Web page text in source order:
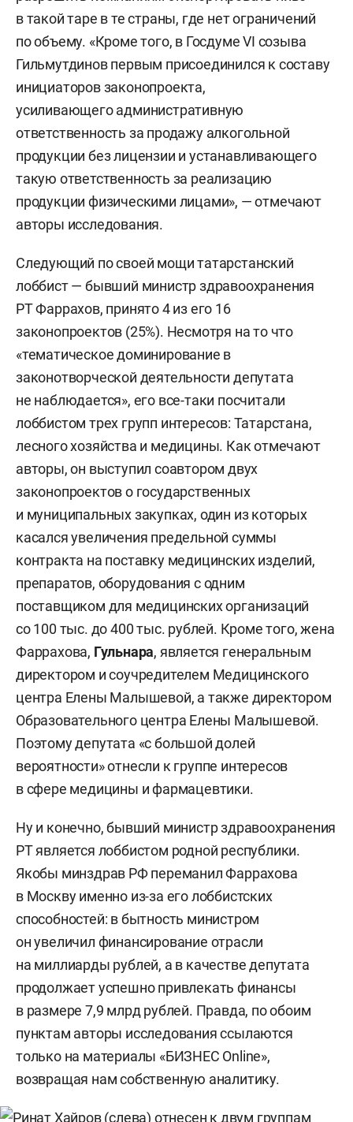
в такой таре в те страны, где нет ограничений
по объему. «Кроме того, в Госдуме VI созыва
Гильмутдинов первым присоединился к составу
инициаторов законопроекта,
усиливающего административную
ответственность за продажу алкогольной
продукции без лицензии и устанавливающего
такую ответственность за реализацию
продукции физическими лицами», — отмечают
авторы исследования.
Следующий по своей мощи татарстанский
лоббист — бывший министр здравоохранения
РТ Фаррахов, принято 4 из его 16
законопроектов (25%). Несмотря на то что
«тематическое доминирование в
законотворческой деятельности депутата
не наблюдается», его все-таки посчитали
лоббистом трех групп интересов: Татарстана,
лесного хозяйства и медицины. Как отмечают
авторы, он выступил соавтором двух
законопроектов о государственных
и муниципальных закупках, один из которых
касался увеличения предельной суммы
контракта на поставку медицинских изделий,
препаратов, оборудования с одним
поставщиком для медицинских организаций
со 100 тыс. до 400 тыс. рублей. Кроме того, жена
Фаррахова, Гульнара, является генеральным
директором и соучредителем Медицинского
центра Елены Малышевой, а также директором
Образовательного центра Елены Малышевой.
Поэтому депутата «с большой долей
вероятности» отнесли к группе интересов
в сфере медицины и фармацевтики.
Ну и конечно, бывший министр здравоохранения
РТ является лоббистом родной республики.
Якобы минздрав РФ переманил Фаррахова
в Москву именно из-за его лоббистских
способностей: в бытность министром
он увеличил финансирование отрасли
на миллиарды рублей, а в качестве депутата
продолжает успешно привлекать финансы
в размере 7,9 млрд рублей. Правда, по обоим
пунктам авторы исследования ссылаются
только на материалы «БИЗНЕС Online»,
возвращая нам собственную аналитику.